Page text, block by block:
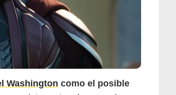
Washington como el posible